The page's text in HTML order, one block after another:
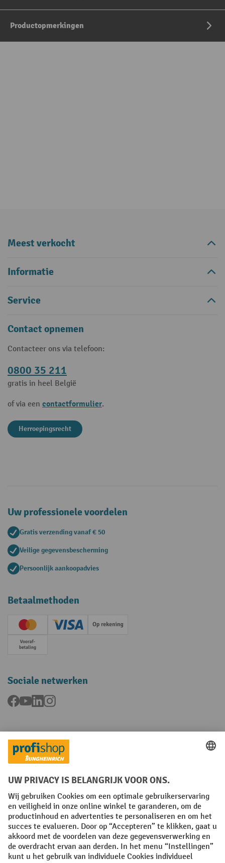
Productopmerkingen
Meest verkocht
Informatie
Service
Contact opnemen
Contacteer ons via telefoon:
0800 35 211
gratis in heel België
of via een contactformulier.
Herroepingsrecht
Uw professionele voordelen
Gratis verzending vanaf € 50
Veilige gegevensbescherming
Persoonlijk aankoopadvies
Betaalmethoden
Creditcard (Master)Creditcard (Visa)Op rekening
Vooruitbetaling
Sociale netwerken
Facebook
YouTubeLinkedInInstagram
Talen
FR NL
Algemene verkoopvoorwaarden Copyright
Privacyverklaring Privacy-instellingen
All prices excl. VAT plusshipping costs and possible delivery charges,
if not stated otherwise.